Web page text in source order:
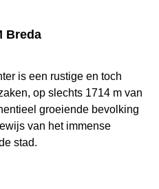
Breda
is een rustige en toch
op slechts 1714 m van
groeiende bevolking
van het immense
stad.